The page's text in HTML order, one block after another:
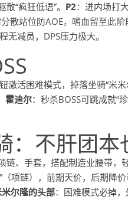
“疯狂低语”。 P2：进内场打
散站位防AOE，嗜血留至此阶
无减员，DPS压力极大。
激活困难模式，掉落坐骑“米米
霍迪尔：秒杀BOSS可跳成就“
：不肝团本
、手套，搭配制造业腰带，
项链），前期天价，后期降价
尔隆的头部：困难模式必掉，